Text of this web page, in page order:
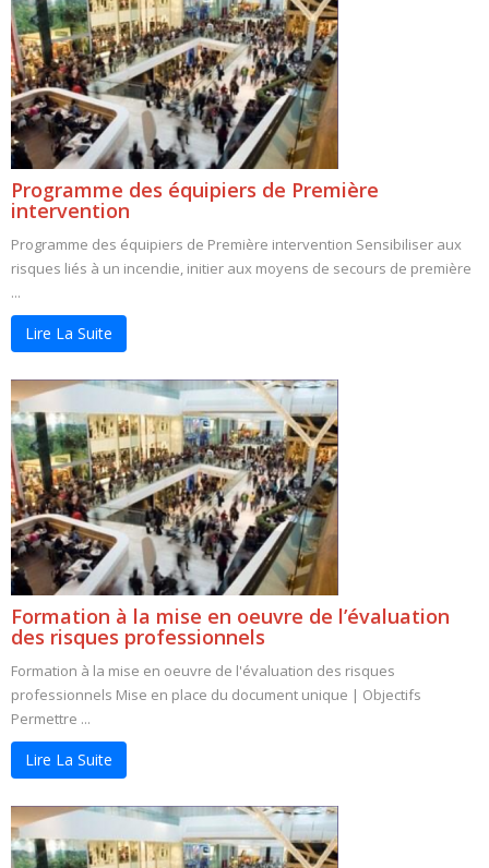
Programme des équipiers de Première
intervention
Programme des équipiers de Première intervention Sensibiliser aux
risques liés à un incendie, initier aux moyens de secours de première
...
Lire La Suite
Formation à la mise en oeuvre de l’évaluation
des risques professionnels
Formation à la mise en oeuvre de l'évaluation des risques
professionnels Mise en place du document unique | Objectifs
Permettre ...
Lire La Suite